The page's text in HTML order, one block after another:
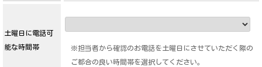
土曜日に電話可
能な時間帯
※担当者から確認のお電話を土曜日にさせていただく際の
ご都合の良い時間帯を選択してください。